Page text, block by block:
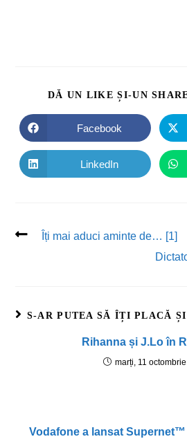
DĂ UN LIKE ȘI-UN
Facebook
LinkedIn
Îți mai aduci aminte de… [1]
S-AR PUTEA SĂ ÎȚI PLACĂ ȘI
Rihanna și J.Lo în
marți, 11
Vodafone a lansat Supernet™